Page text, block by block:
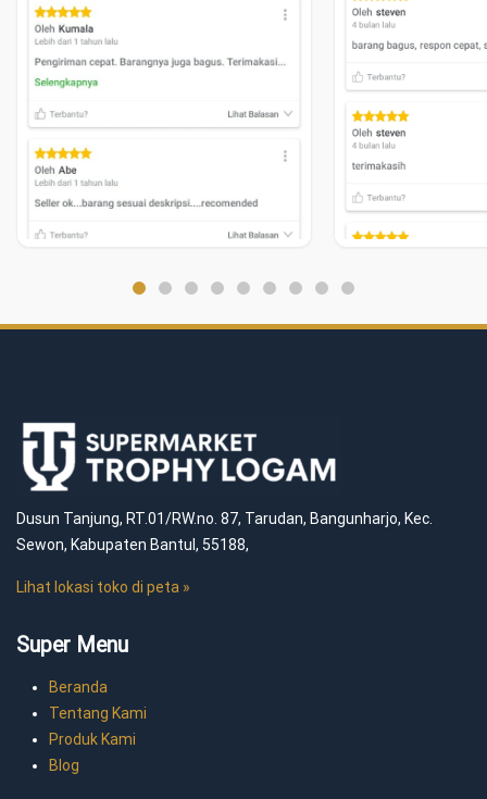
Dusun Tanjung, RT.01/RW.no. 87, Tarudan, Bangunharjo, Kec.
Sewon, Kabupaten Bantul, 55188,
Lihat lokasi toko di peta »
Super Menu
Beranda
Tentang Kami
Produk Kami
Blog